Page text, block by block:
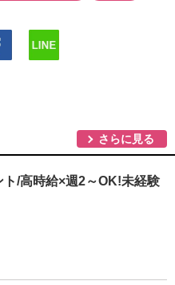
さらに見る
/高時給×週2～OK!未経験